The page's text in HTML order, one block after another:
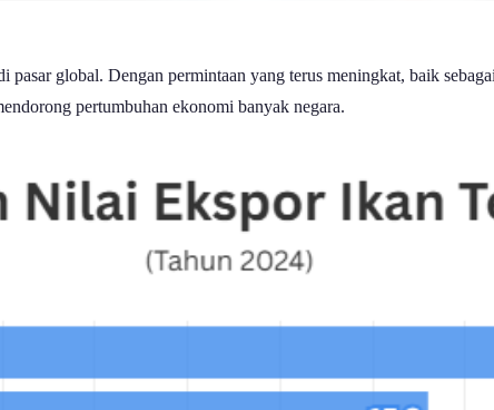
global. Dengan permintaan yang terus meningkat, baik
pertumbuhan ekonomi banyak negara.